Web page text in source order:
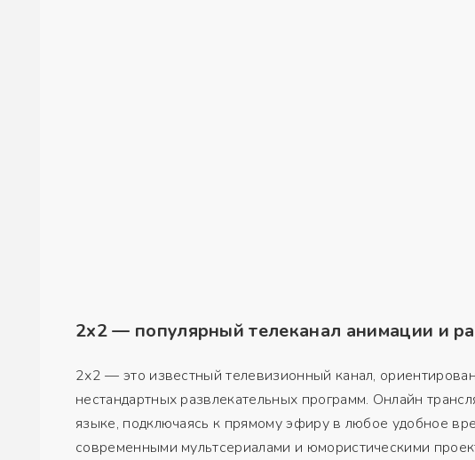
2х2 — популярный телеканал анимации и
2х2 — это известный телевизионный канал,
нестандартных развлекательных программ. Онлайн
языке, подключаясь к прямому эфиру в любое удобное
современными мультсериалами и юмористическими